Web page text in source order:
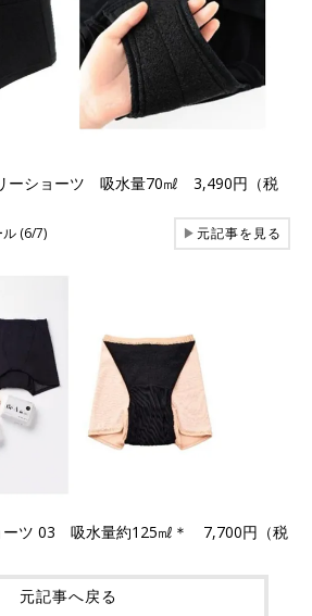
ショーツ 吸水量70㎖ 3,490円（税
(6/7) ▶元記事を見る
ーツ 03 吸水量約125㎖＊ 7,700円（税
元記事へ戻る